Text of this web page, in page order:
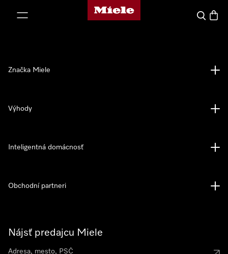
Domovská stránka spoločnosti Miele
Hľadať
Nájsť predajcu Miele
Značka Miele
Výhody
Inteligentná domácnosť
Obchodní partneri